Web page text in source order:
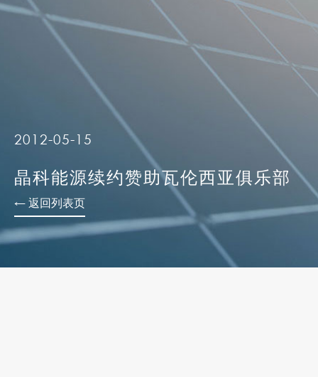
2012-05-15
晶科能源续约赞助瓦伦西亚俱乐部
← 返回列表页